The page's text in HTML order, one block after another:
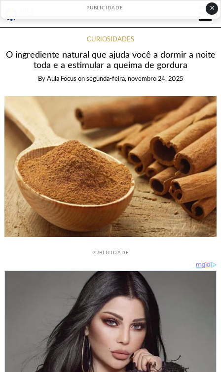
CURIOSIDADES
O ingrediente natural que ajuda você a dormir a noite
toda e a estimular a queima de gordura
By Aula Focus on segunda-feira, novembro 24, 2025
PUBLICIDADE
×
PUBLICIDADE